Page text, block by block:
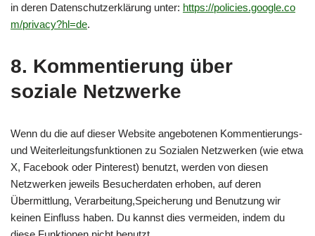
in deren Datenschutzerklärung unter: https://policies.google.co
m/privacy?hl=de.
8. Kommentierung über
soziale Netzwerke
Wenn du die auf dieser Website angebotenen Kommentierungs-
und Weiterleitungsfunktionen zu Sozialen Netzwerken (wie etwa
X, Facebook oder Pinterest) benutzt, werden von diesen
Netzwerken jeweils Besucherdaten erhoben, auf deren
Übermittlung, Verarbeitung,Speicherung und Benutzung wir
keinen Einfluss haben. Du kannst dies vermeiden, indem du